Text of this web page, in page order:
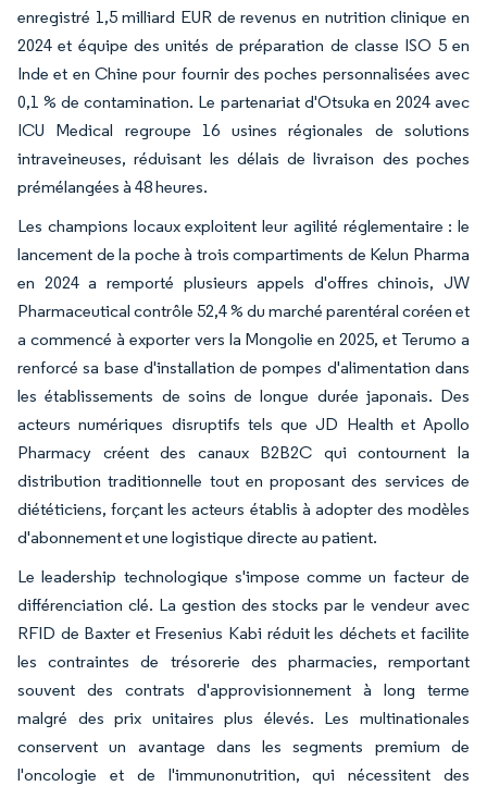
enregistré 1,5 milliard EUR de revenus en nutrition clinique en
2024 et équipe des unités de préparation de classe ISO 5 en
Inde et en Chine pour fournir des poches personnalisées avec
0,1 % de contamination. Le partenariat d'Otsuka en 2024 avec
ICU Medical regroupe 16 usines régionales de solutions
intraveineuses, réduisant les délais de livraison des poches
prémélangées à 48 heures.
Les champions locaux exploitent leur agilité réglementaire : le
lancement de la poche à trois compartiments de Kelun Pharma
en 2024 a remporté plusieurs appels d'offres chinois, JW
Pharmaceutical contrôle 52,4 % du marché parentéral coréen et
a commencé à exporter vers la Mongolie en 2025, et Terumo a
renforcé sa base d'installation de pompes d'alimentation dans
les établissements de soins de longue durée japonais. Des
acteurs numériques disruptifs tels que JD Health et Apollo
Pharmacy créent des canaux B2B2C qui contournent la
distribution traditionnelle tout en proposant des services de
diététiciens, forçant les acteurs établis à adopter des modèles
d'abonnement et une logistique directe au patient.
Le leadership technologique s'impose comme un facteur de
différenciation clé. La gestion des stocks par le vendeur avec
RFID de Baxter et Fresenius Kabi réduit les déchets et facilite
les contraintes de trésorerie des pharmacies, remportant
souvent des contrats d'approvisionnement à long terme
malgré des prix unitaires plus élevés. Les multinationales
conservent un avantage dans les segments premium de
l'oncologie et de l'immunonutrition, qui nécessitent des